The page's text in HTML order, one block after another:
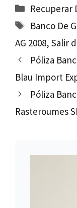
Categorías
Recuperar
Etiquetas
Banco De
AG 2008, Salir
Póliza
Blau Import
Póliza
Rasteroumes